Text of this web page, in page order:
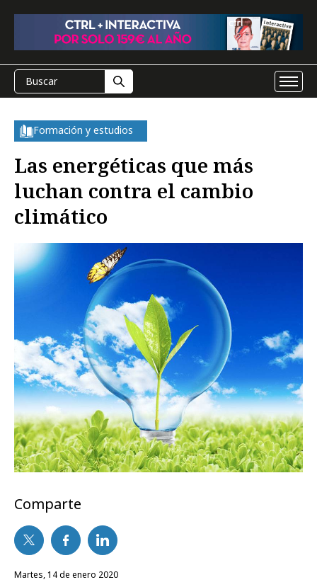
Formación y estudios
Las energéticas que más
luchan contra el cambio
climático
Comparte
martes, 14 de enero 2020